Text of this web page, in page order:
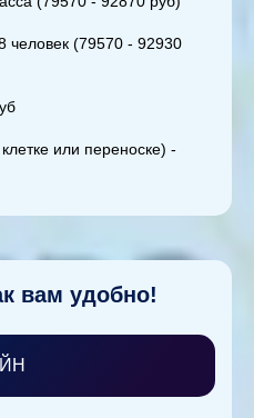
человек (79570 - 92930
или переноске) -
вам удобно!